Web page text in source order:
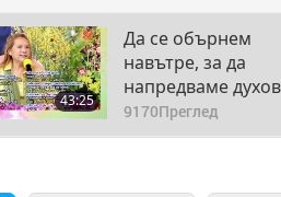
43:25
Да се обърнем
навътре, за да
напредваме
- част 2 от 2
9170Преглед